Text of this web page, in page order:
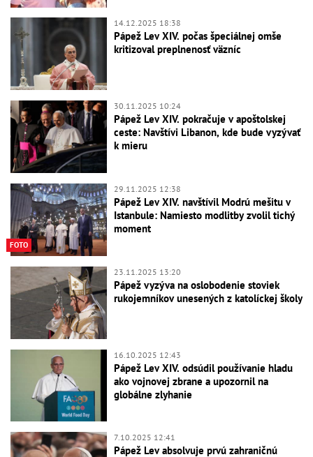
14.12.2025 18:38
Pápež Lev XIV. počas špeciálnej omše
kritizoval preplnenosť väzníc
30.11.2025 10:24
Pápež Lev XIV. pokračuje v apoštolskej
ceste: Navštívi Libanon, kde bude vyzývať
k mieru
FOTO
29.11.2025 12:38
Pápež Lev XIV. navštívil Modrú mešitu v
Istanbule: Namiesto modlitby zvolil tichý
moment
23.11.2025 13:20
Pápež vyzýva na oslobodenie stoviek
rukojemníkov unesených z katolíckej školy
16.10.2025 12:43
Pápež Lev XIV. odsúdil používanie hladu
ako vojnovej zbrane a upozornil na
globálne zlyhanie
7.10.2025 12:41
Pápež Lev absolvuje prvú zahraničnú